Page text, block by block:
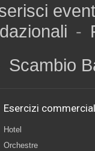
-
Scambio
Esercizi
Hotel
Orchestre